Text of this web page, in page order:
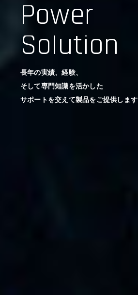
Power
Solution
長年の実績、経験、
そして専門知識を活かした
サポートを交えて製品をご提供します